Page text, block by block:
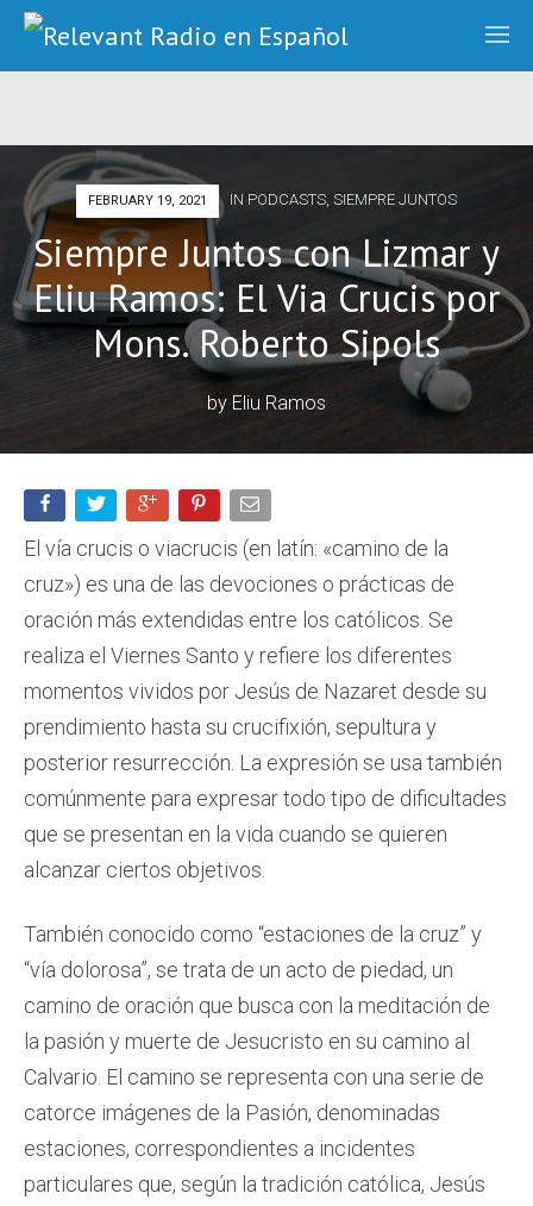
FEBRUARY 19, 2021 IN PODCASTS, SIEMPRE JUNTOS
Siempre Juntos con Lizmar y
Eliu Ramos: El Via Crucis por
Mons. Roberto Sipols
by Eliu Ramos
El vía crucis o viacrucis​ (en latín: «camino de la
cruz») es una de las devociones o prácticas de
oración más extendidas entre los católicos.​ Se
realiza el Viernes Santo y refiere los diferentes
momentos vividos por Jesús de Nazaret desde su
prendimiento hasta su crucifixión, sepultura y
posterior resurrección. La expresión se usa también
comúnmente para expresar todo tipo de dificultades
que se presentan en la vida cuando se quieren
alcanzar ciertos objetivos.
También conocido como “estaciones de la cruz” y
“vía dolorosa”, se trata de un acto de piedad, un
camino de oración que busca con la meditación de
la pasión y muerte de Jesucristo en su camino al
Calvario. El camino se representa con una serie de
catorce imágenes de la Pasión, denominadas
estaciones, correspondientes a incidentes
particulares que, según la tradición católica, Jesús